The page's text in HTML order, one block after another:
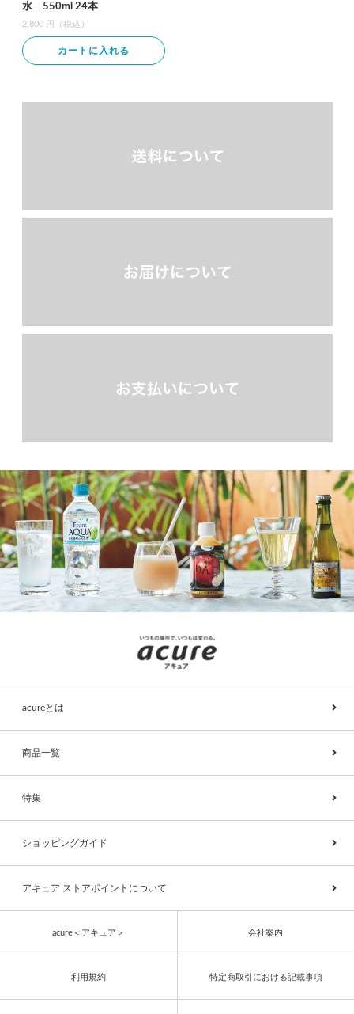
水 550ml 24本
2,800 円（税込）
カートに入れる
acureとは
商品一覧
特集
ショッピングガイド
アキュア ストアポイントについて
acure＜アキュア＞ 会社案内
利用規約 特定商取引における記載事項